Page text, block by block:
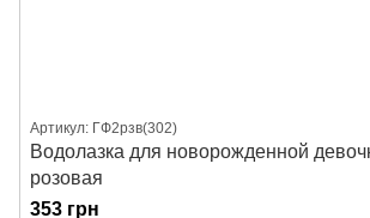
Артикул: ГФ2рзв(302)
Водолазка для новорожденной
розовая
353 грн